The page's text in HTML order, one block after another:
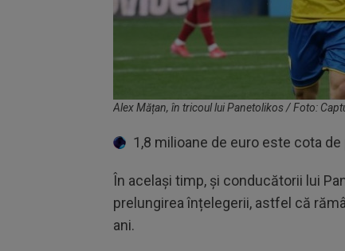
Alex Mățan, în tricoul lui Panetolikos / Foto:
1,8 milioane de euro este cota
În același timp, și conducătorii lui
prelungirea înțelegerii, astfel că
ani.